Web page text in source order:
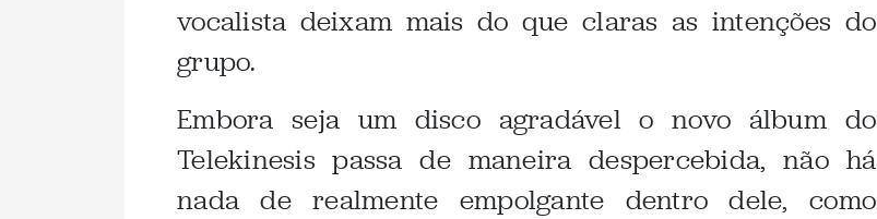
vocalista deixam mais do que claras as intenções do
grupo.
Embora seja um disco agradável o novo álbum do
Telekinesis passa de maneira despercebida, não há
nada de realmente empolgante dentro dele, como